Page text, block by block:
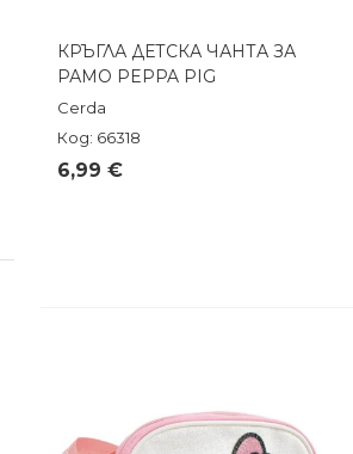
Бърз преглед
КРЪГЛА ДЕТСКА ЧАНТА ЗА
РАМО PEPPA PIG
Cerda
Код: 66318
6,99 €